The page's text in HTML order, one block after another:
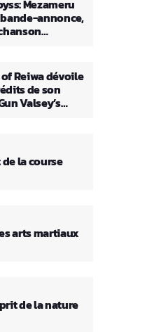
Mezameru
annonce,
Reiwa dévoile
de son
Valsey’s
la course
arts martiaux
de la nature